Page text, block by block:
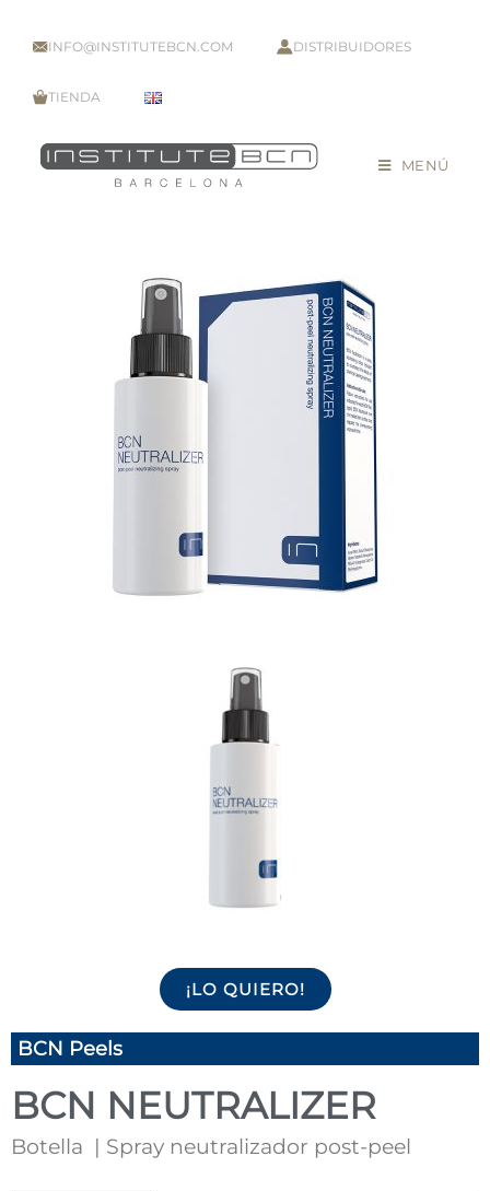
INFO@INSTITUTEBCN.COM DISTRIBUIDORES
TIENDA
MENÚ
¡LO QUIERO!
BCN Peels
BCN NEUTRALIZER
Botella | Spray neutralizador post-peel